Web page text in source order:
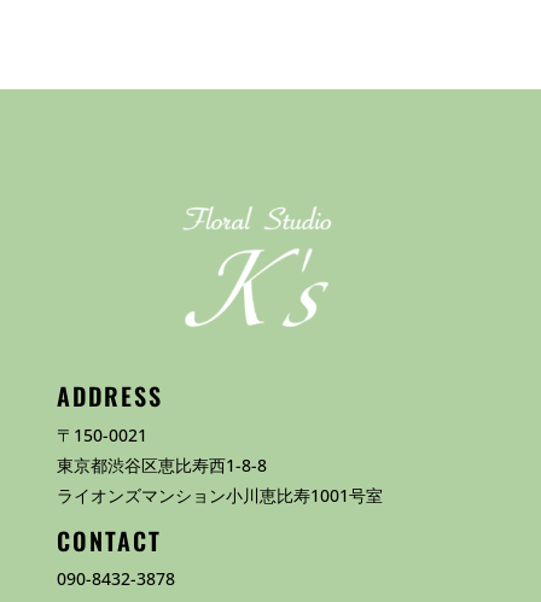
ADDRESS
〒150-0021
東京都渋谷区恵比寿西1-8-8
ライオンズマンション小川恵比寿1001号室
CONTACT
090-8432-3878